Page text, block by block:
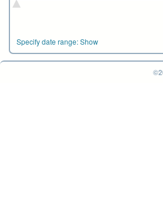
Specify date range:Show